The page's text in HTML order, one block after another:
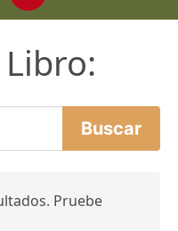
Pruebe